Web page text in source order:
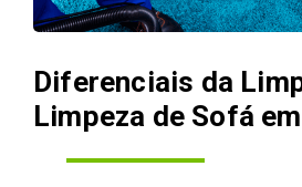
Diferenciais da
Limpeza de Sofá